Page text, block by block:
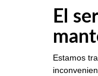
El
Estamos